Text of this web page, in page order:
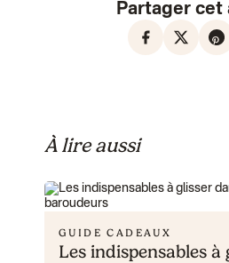
Partager cet
À lire aussi
GUIDE CADEAUX
Les indispensables à